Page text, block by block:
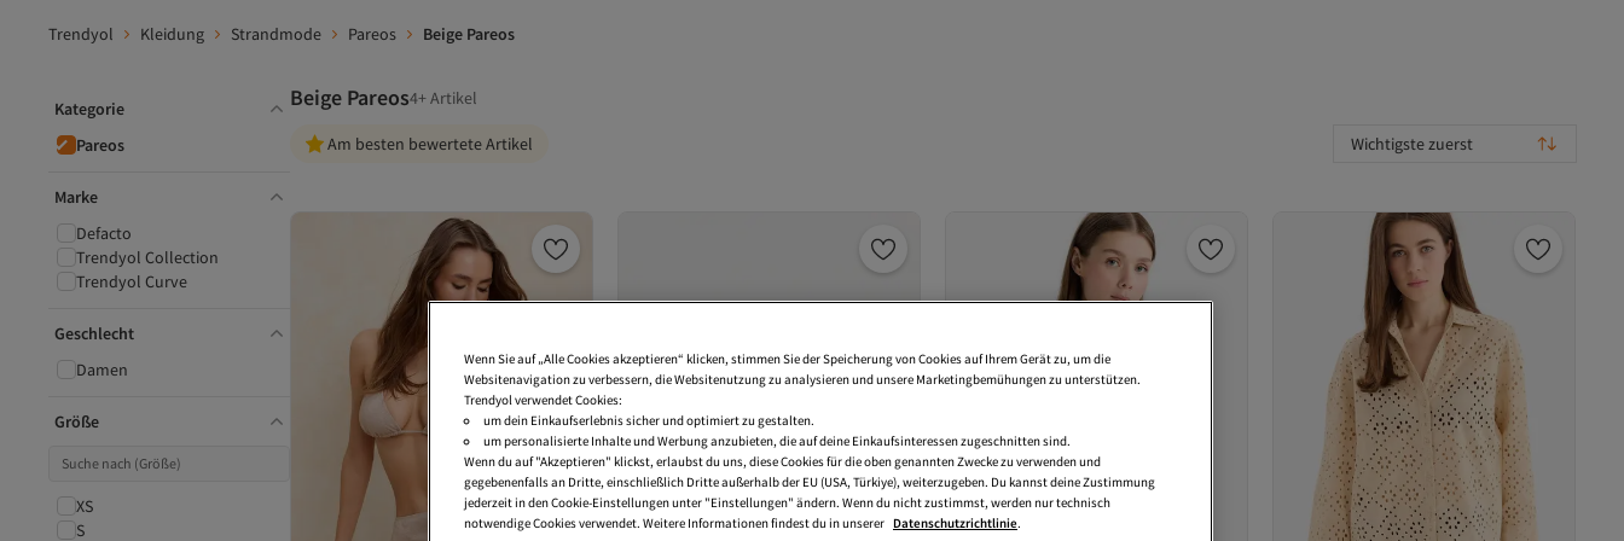
Trendyol Kleidung Strandmode Pareos Beige Pareos
Beige Pareos4+ Artikel
Am besten bewertete Artikel Wichtigste zuerst
Kategorie
Pareos
Marke
Defacto
Trendyol Collection
Trendyol Curve
Geschlecht
Damen
Größe
XS
S
Wenn Sie auf „Alle Cookies akzeptieren“ klicken, stimmen Sie der Speicherung von Cookies auf Ihrem Gerät zu, um die
Websitenavigation zu verbessern, die Websitenutzung zu analysieren und unsere Marketingbemühungen zu unterstützen.
Trendyol verwendet Cookies:
um dein Einkaufserlebnis sicher und optimiert zu gestalten.
um personalisierte Inhalte und Werbung anzubieten, die auf deine Einkaufsinteressen zugeschnitten sind.
Wenn du auf "Akzeptieren" klickst, erlaubst du uns, diese Cookies für die oben genannten Zwecke zu verwenden und
gegebenenfalls an Dritte, einschließlich Dritte außerhalb der EU (USA, Türkiye), weiterzugeben. Du kannst deine Zustimmung
jederzeit in den Cookie-Einstellungen unter "Einstellungen" ändern. Wenn du nicht zustimmst, werden nur technisch
notwendige Cookies verwendet. Weitere Informationen findest du in unserer Datenschutzrichtlinie.